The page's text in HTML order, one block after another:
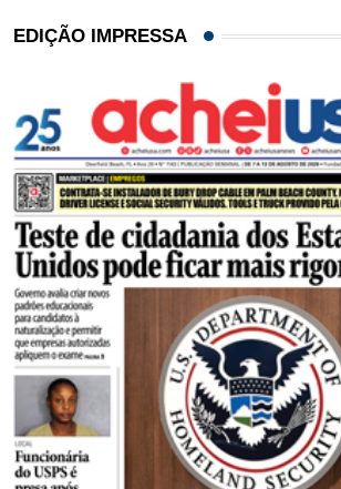
EDIÇÃO IMPRESSA